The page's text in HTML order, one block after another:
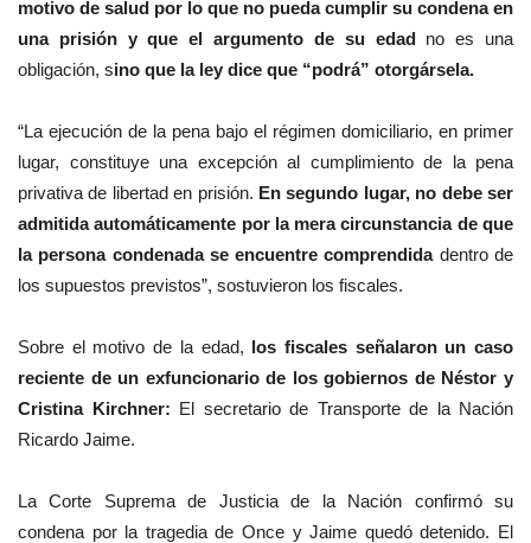
motivo de salud por lo que no pueda cumplir su condena en
una prisión y que el argumento de su edadno es una
obligación, sino que la ley dice que “podrá” otorgársela.
“La ejecución de la pena bajo el régimen domiciliario, en primer
lugar, constituye una excepción al cumplimiento de la pena
privativa de libertad en prisión. En segundo lugar, no debe ser
admitida automáticamente por la mera circunstancia de que
la persona condenada se encuentre comprendidadentro de
los supuestos previstos”, sostuvieron los fiscales.
Sobre el motivo de la edad, los fiscales señalaron un caso
reciente de un exfuncionario de los gobiernos de Néstor y
Cristina Kirchner: El secretario de Transporte de la Nación
Ricardo Jaime.
La Corte Suprema de Justicia de la Nación confirmó su
condena por la tragedia de Once y Jaime quedó detenido. El